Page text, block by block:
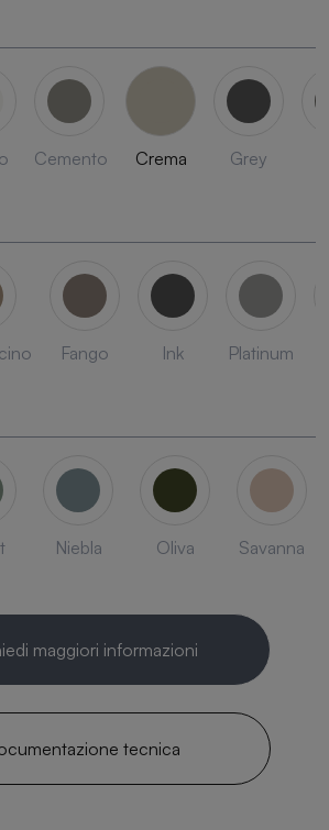
Cemento Crema Grey
Fango Ink Platinum
Niebla Oliva Savanna
maggiori informazioni
tecnica